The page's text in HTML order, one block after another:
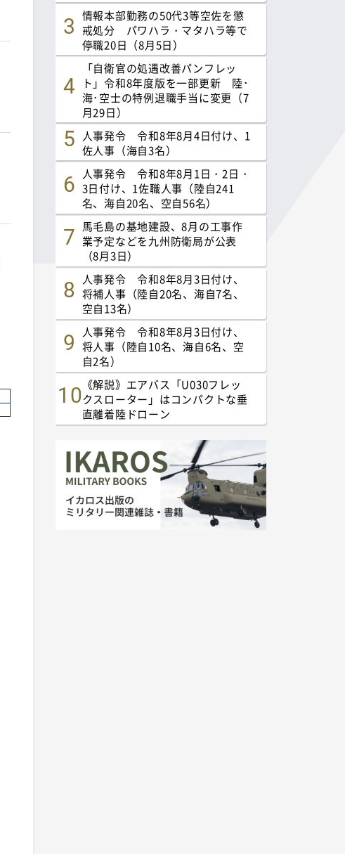
情報本部勤務の50代3等空佐を懲
戒処分 パワハラ・マタハラ等で
停職20日（8月5日）
「自衛官の処遇改善パンフレッ
ト」令和8年度版を一部更新 陸･
海･空士の特例退職手当に変更（7
月29日）
人事発令 令和8年8月4日付け、1
佐人事（海自3名）
人事発令 令和8年8月1日・2日・
3日付け、1佐職人事（陸自241
名、海自20名、空自56名）
馬毛島の基地建設、8月の工事作
業予定などを九州防衛局が公表
（8月3日）
人事発令 令和8年8月3日付け、
将補人事（陸自20名、海自7名、
空自13名）
人事発令 令和8年8月3日付け、
将人事（陸自10名、海自6名、空
自2名）
《解説》エアバス「U030フレッ
クスローター」はコンパクトな垂
直離着陸ドローン